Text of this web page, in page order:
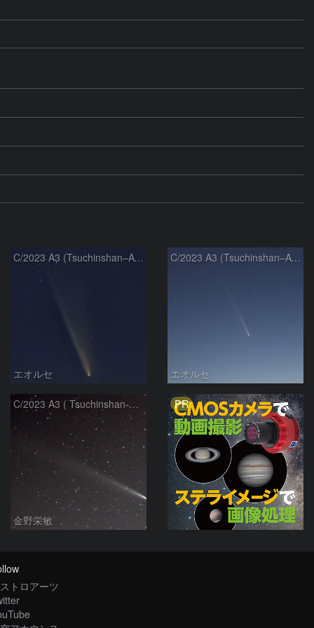
C/2023 A3 (Tsuchinshan–ATLAS)
エオルセ
C/2023 A3 (Tsuchinshan–ATLAS)
エオルセ
C/2023 A3 ( Tsuchinshan-ATLAS )
金野栄敏
PR
トロアーツ